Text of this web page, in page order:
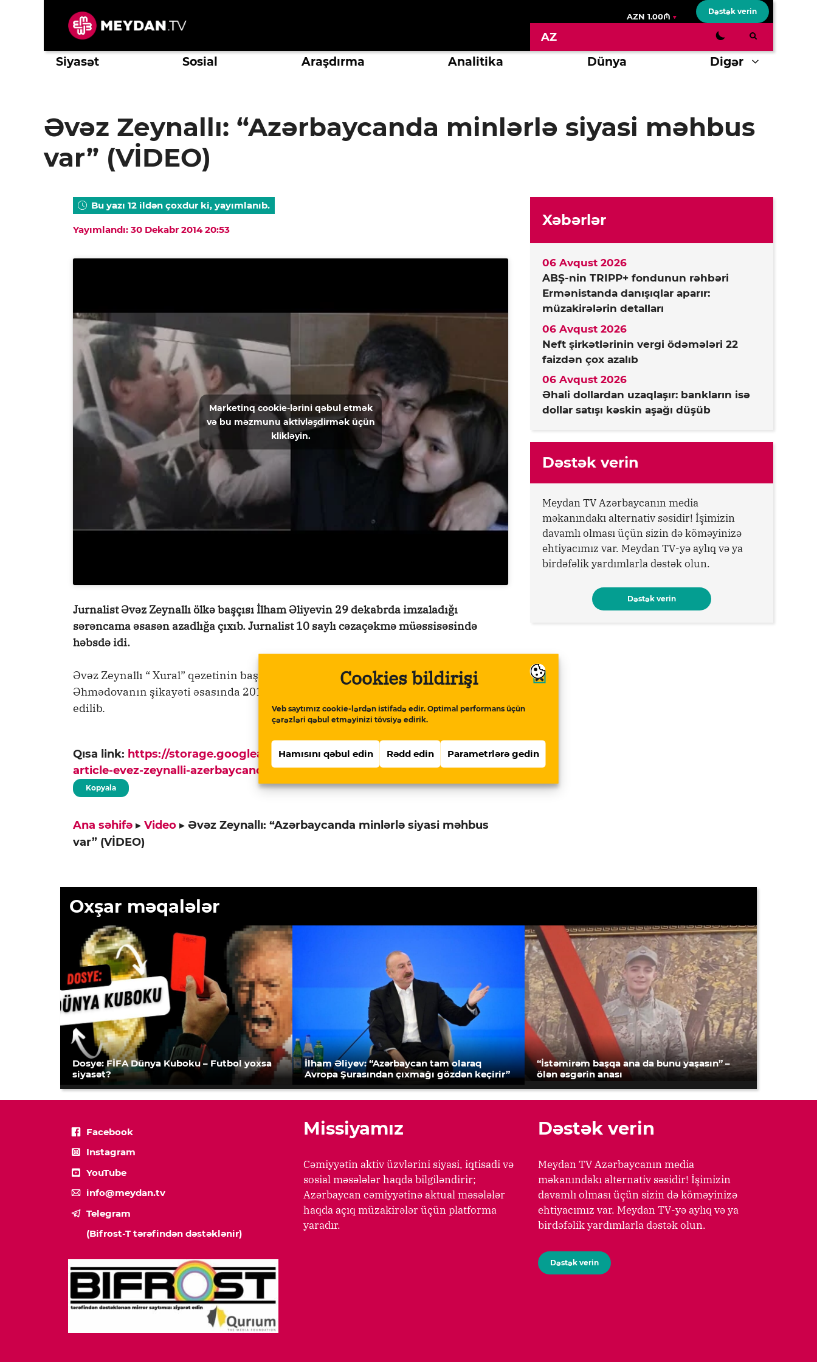
Cookies bildirişi
Veb saytımız cookie-lərdən istifadə edir. Optimal performans üçün
çərəzləri qəbul etməyinizi tövsiyə edirik.
Hamısını qəbul edin Rədd edin Parametrlərə gedin
AZN 1.00₼
Dəstək verin
AZ
Siyasət Sosial Araşdırma Analitika Dünya Digər
Əvəz Zeynallı: “Azərbaycanda minlərlə siyasi məhbus
var” (VİDEO)
Bu yazı 12 ildən çoxdur ki, yayımlanıb.
Yayımlandı: 30 Dekabr 2014 20:53
Marketinq cookie-lərini qəbul etmək
və bu məzmunu aktivləşdirmək üçün
klikləyin.
Jurnalist Əvəz Zeynallı ölkə başçısı İlham Əliyevin 29 dekabrda imzaladığı
sərəncama əsasən azadlığa çıxıb. Jurnalist 10 saylı cəzaçəkmə müəssisəsində
həbsdə idi.
Əvəz Zeynallı “ Xural” qəzetinin baş redaktoru olub. O, keçmiş deputat Gülər
Əhmədovanın şikayəti əsasında 2011-ci ildə rüşvət tələb etmə maddəsi ilə həbs
edilib.
Qısa link: https://storage.googleapis.com/qurium/www.meydan.tv/az-
article-evez-zeynalli-azerbaycanda-minlerle-siyasi-mehbus-var-video.html
Kopyala
Ana səhifə ▸ Video ▸ Əvəz Zeynallı: “Azərbaycanda minlərlə siyasi məhbus
var” (VİDEO)
Xəbərlər
ABŞ-nin TRIPP+ fondunun rəhbəri
Ermənistanda danışıqlar aparır:
müzakirələrin detalları
06 Avqust 2026
Neft şirkətlərinin vergi ödəmələri 22
faizdən çox azalıb
06 Avqust 2026
Əhali dollardan uzaqlaşır: bankların isə
dollar satışı kəskin aşağı düşüb
06 Avqust 2026
Dəstək verin
Meydan TV Azərbaycanın media
məkanındakı alternativ səsidir! İşimizin
davamlı olması üçün sizin də köməyinizə
ehtiyacımız var. Meydan TV-yə aylıq və ya
birdəfəlik yardımlarla dəstək olun.
Dəstək verin
Oxşar məqalələr
Dosye: FİFA Dünya Kuboku – Futbol yoxsa
siyasət?
İlham Əliyev: “Azərbaycan tam olaraq
Avropa Şurasından çıxmağı gözdən keçirir”
“İstəmirəm başqa ana da bunu yaşasın” –
ölən əsgərin anası
Facebook
Instagram
YouTube
info@meydan.tv
Telegram
(Bifrost-T tərəfindən dəstəklənir)
Missiyamız
Cəmiyyətin aktiv üzvlərini siyasi, iqtisadi və
sosial məsələlər haqda bilgiləndirir;
Azərbaycan cəmiyyətinə aktual məsələlər
haqda açıq müzakirələr üçün platforma
yaradır.
Dəstək verin
Meydan TV Azərbaycanın media
məkanındakı alternativ səsidir! İşimizin
davamlı olması üçün sizin də köməyinizə
ehtiyacımız var. Meydan TV-yə aylıq və ya
birdəfəlik yardımlarla dəstək olun.
Dəstək verin